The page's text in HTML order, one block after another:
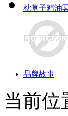
枕草子精油
品牌故事
当前位